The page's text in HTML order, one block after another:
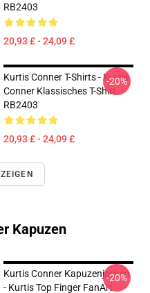
RB2403
20,93 £ - 24,09 £
Kurtis Conner T-Shirts - Kurtis
Conner Klassisches T-Shirt
RB2403
20,93 £ - 24,09 £
-20%
Kapuzen
Kurtis Conner Kapuzenjacken
- Kurtis Top Finger FanArt
-20%